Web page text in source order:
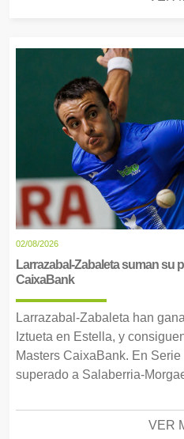
02/08/2026
Larrazabal-Zabaleta suman su
CaixaBank
Larrazabal-Zabaleta han
Iztueta en Estella, y
Masters CaixaBank. En
superado a Salaberria-
VER